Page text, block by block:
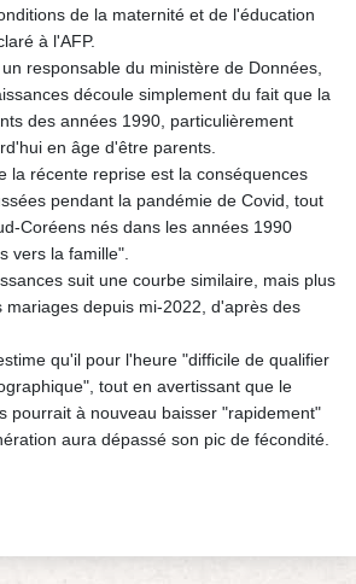
de la maternité et de l'éducation
à l'AFP.
responsable du ministère de Données,
découle simplement du fait que la
des années 1990, particulièrement
en âge d'être parents.
la récente reprise est la conséquences
pendant la pandémie de Covid, tout
Coréens nés dans les années 1990
vers la famille".
suit une courbe similaire, mais plus
mariages depuis mi-2022, d'après des
qu'il pour l'heure "difficile de qualifier
tout en avertissant que le
pourrait à nouveau baisser "rapidement"
aura dépassé son pic de fécondité.